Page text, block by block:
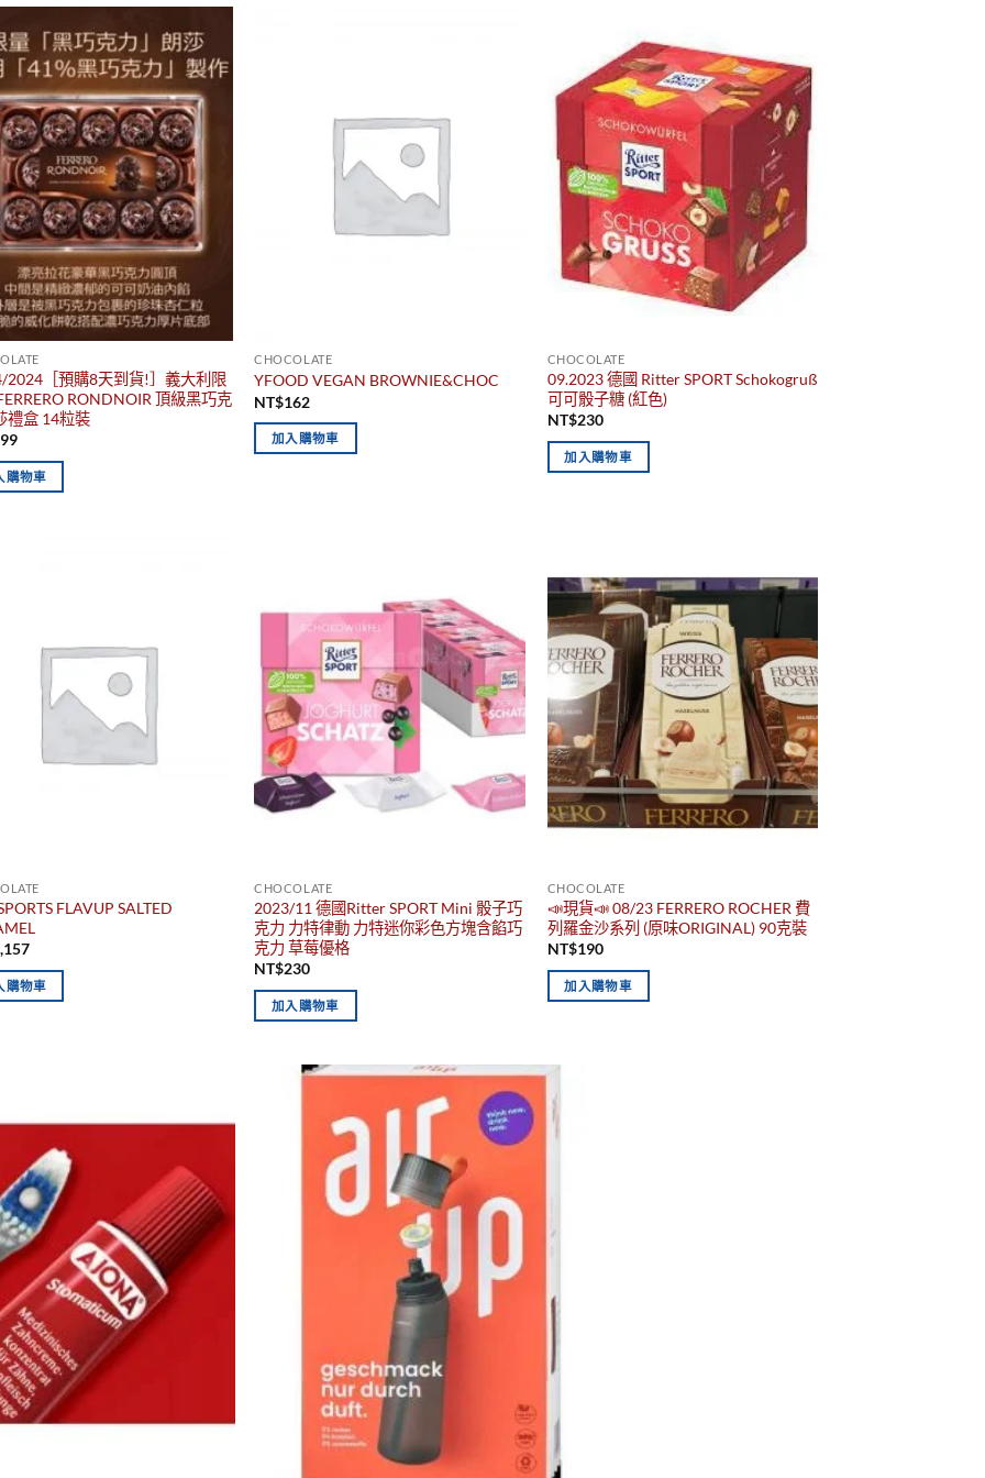
2024［預購8天到貨!］義大利限
RONDNOIR 頂級黑巧克
禮盒 14粒裝
購物車
CHOCOLATE
YFOOD VEGAN BROWNIE&CHOC
NT$162
加入購物車
CHOCOLATE
09.2023 德國 Ritter SPORT Schokogruß
可可骰子糖 (紅色)
NT$230
加入購物車
FLAVUP SALTED
購物車
CHOCOLATE
2023/11 德國Ritter SPORT Mini 骰子巧
克力 力特律動 力特迷你彩色方塊含餡巧
克力 草莓優格
NT$230
加入購物車
CHOCOLATE
📣現貨📣 08/23 FERRERO ROCHER 費
列羅金沙系列 (原味ORIGINAL) 90克裝
NT$190
加入購物車